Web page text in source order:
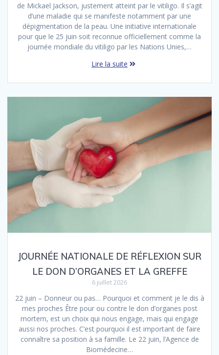
de Mickael Jackson, justement atteint par le vitiligo. Il s’agit
d’une maladie qui se manifeste notamment par une
dépigmentation de la peau. Une initiative internationale
pour que le 25 juin soit reconnue officiellement comme la
journée mondiale du vitiligo par les Nations Unies,…
Lire la suite
JOURNÉE NATIONALE DE RÉFLEXION SUR
LE DON D’ORGANES ET LA GREFFE
6 juillet 2026
22 juin – Donneur ou pas… Pourquoi et comment je le dis à
mes proches Être pour ou contre le don d’organes post
mortem, est un choix qui nous engage, mais qui engage
aussi nos proches. C’est pourquoi il est important de faire
connaître sa position à sa famille. Le 22 juin, l’Agence de
Biomédecine…